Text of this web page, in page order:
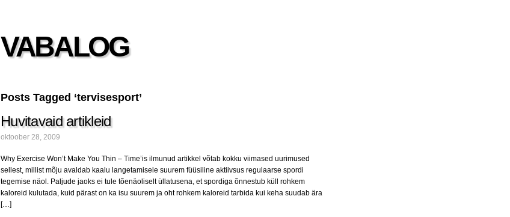
VABALOG
Posts Tagged ‘tervisesport’
Huvitavaid artikleid
oktoober 28, 2009
Why Exercise Won’t Make You Thin – Time’is ilmunud artikkel võtab kokku viimased uurimused
sellest, millist mõju avaldab kaalu langetamisele suurem füüsiline aktiivsus regulaarse spordi
tegemise näol. Paljude jaoks ei tule tõenäoliselt üllatusena, et spordiga õnnestub küll rohkem
kaloreid kulutada, kuid pärast on ka isu suurem ja oht rohkem kaloreid tarbida kui keha suudab ära
[…]